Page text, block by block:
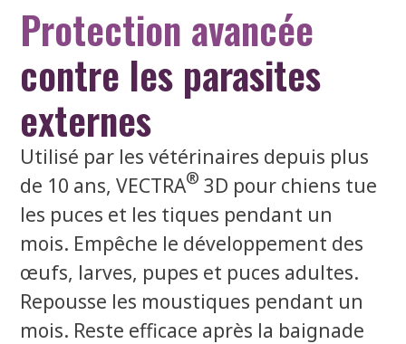
Protection avancée
contre les parasites
externes
Utilisé par les vétérinaires depuis plus
de 10 ans, VECTRA® 3D pour chiens tue
les puces et les tiques pendant un
mois. Empêche le développement des
œufs, larves, pupes et puces adultes.
Repousse les moustiques pendant un
mois. Reste efficace après la baignade